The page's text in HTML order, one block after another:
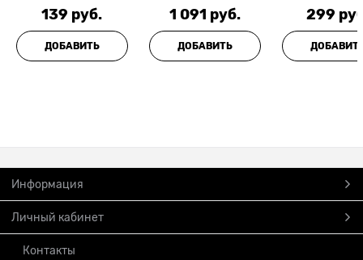
139 руб.
ДОБАВИТЬ
1 091 руб.
ДОБАВИТЬ
299
Информация
Личный кабинет
Контакты